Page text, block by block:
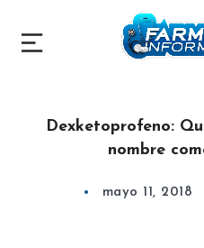
Dexketoprofeno:
nombre
mayo 11, 2018